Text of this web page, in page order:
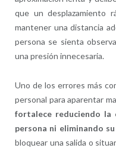
que un desplazamiento
mantener una distancia
persona se sienta
una presión innecesaria.
Uno de los errores más
personal para aparentar
fortalece reduciendo la
persona ni eliminando
bloquear una salida o